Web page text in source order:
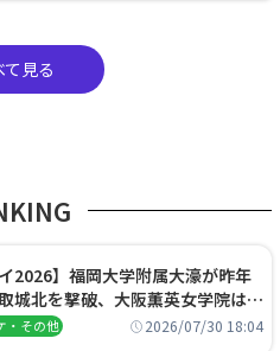
て見る
2026】福岡大学附属大濠が昨年
城北を撃破、大阪薫英女学院は岐
大会3日目試合結果
・その他 2026/07/30 18:04